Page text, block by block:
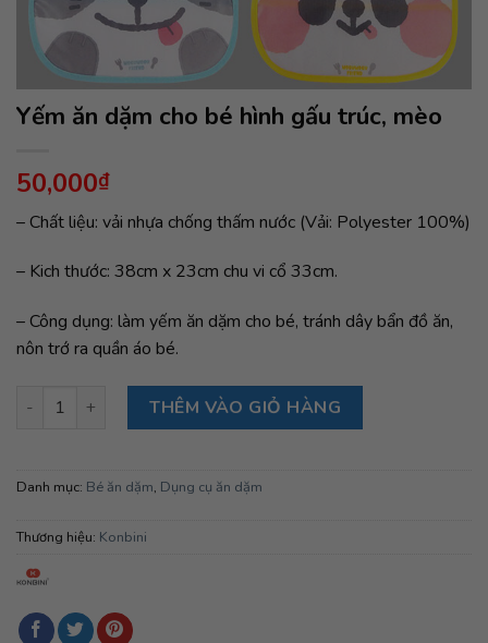
Yếm ăn dặm cho bé hình gấu trúc, mèo
50,000₫
– Chất liệu: vải nhựa chống thấm nước (Vải: Polyester 100%)
– Kich thước: 38cm x 23cm chu vi cổ 33cm.
– Công dụng: làm yếm ăn dặm cho bé, tránh dây bẩn đồ ăn,
nôn trớ ra quần áo bé.
Yếm ăn dặm cho bé hình gấu trúc, mèo số lượng
THÊM VÀO GIỎ HÀNG
Danh mục: Bé ăn dặm, Dụng cụ ăn dặm
Thương hiệu: Konbini